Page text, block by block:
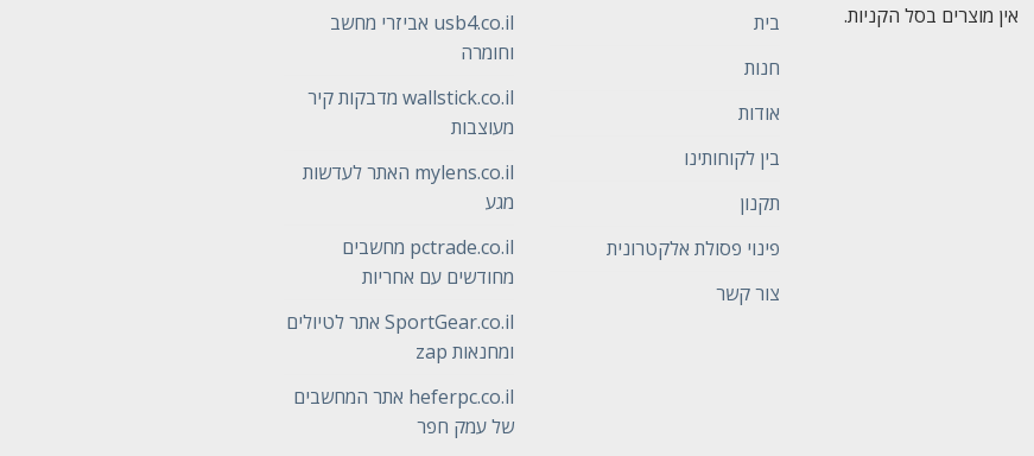
אין מוצרים בסל הקניות.
בית
חנות
אודות
בין לקוחותינו
תקנון
פינוי פסולת אלקטרונית
צור קשר
usb4.co.il אביזרי מחשב
וחומרה
wallstick.co.il מדבקות קיר
מעוצבות
mylens.co.il האתר לעדשות
מגע
pctrade.co.il מחשבים
מחודשים עם אחריות
SportGear.co.il אתר לטיולים
ומחנאות zap
heferpc.co.il אתר המחשבים
של עמק חפר